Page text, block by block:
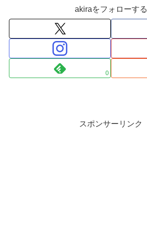
akiraをフォローする
0
スポンサーリンク